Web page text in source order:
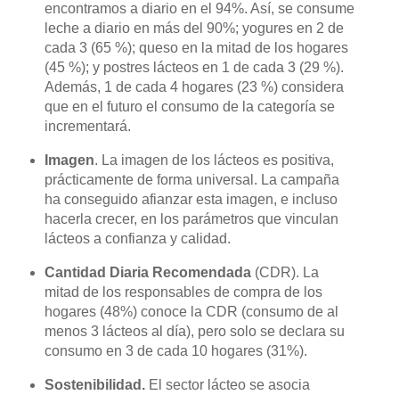
encontramos a diario en el 94%. Así, se consume
leche a diario en más del 90%; yogures en 2 de
cada 3 (65 %); queso en la mitad de los hogares
(45 %); y postres lácteos en 1 de cada 3 (29 %).
Además, 1 de cada 4 hogares (23 %) considera
que en el futuro el consumo de la categoría se
incrementará.
Imagen. La imagen de los lácteos es positiva,
prácticamente de forma universal. La campaña
ha conseguido afianzar esta imagen, e incluso
hacerla crecer, en los parámetros que vinculan
lácteos a confianza y calidad.
Cantidad Diaria Recomendada(CDR). La
mitad de los responsables de compra de los
hogares (48%) conoce la CDR (consumo de al
menos 3 lácteos al día), pero solo se declara su
consumo en 3 de cada 10 hogares (31%).
Sostenibilidad.El sector lácteo se asocia